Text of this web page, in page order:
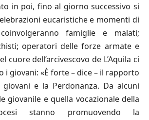
in poi, fino al giorno successivo si
eucaristiche e momenti di
famiglie e malati;
operatori delle forze armate e
cuore dell’arcivescovo de L’Aquila ci
giovani: «È forte – dice – il rapporto
e la Perdonanza. Da alcuni
giovanile e quella vocazionale della
stanno promuovendo la